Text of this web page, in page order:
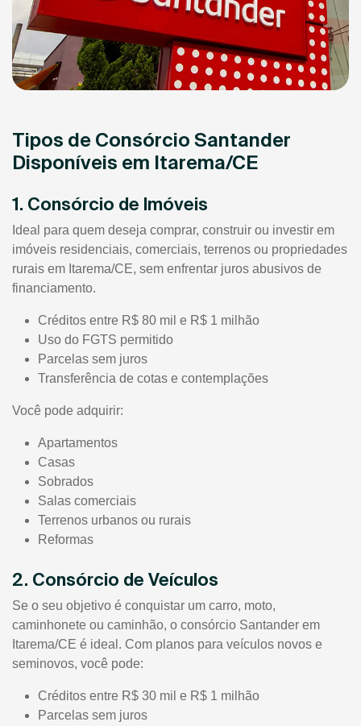
Tipos de Consórcio Santander
Disponíveis em Itarema/CE
1. Consórcio de Imóveis
Ideal para quem deseja comprar, construir ou investir em
imóveis residenciais, comerciais, terrenos ou propriedades
rurais em Itarema/CE, sem enfrentar juros abusivos de
financiamento.
Créditos entre R$ 80 mil e R$ 1 milhão
Uso do FGTS permitido
Parcelas sem juros
Transferência de cotas e contemplações
Você pode adquirir:
Apartamentos
Casas
Sobrados
Salas comerciais
Terrenos urbanos ou rurais
Reformas
2. Consórcio de Veículos
Se o seu objetivo é conquistar um carro, moto,
caminhonete ou caminhão, o consórcio Santander em
Itarema/CE é ideal. Com planos para veículos novos e
seminovos, você pode:
Créditos entre R$ 30 mil e R$ 1 milhão
Parcelas sem juros